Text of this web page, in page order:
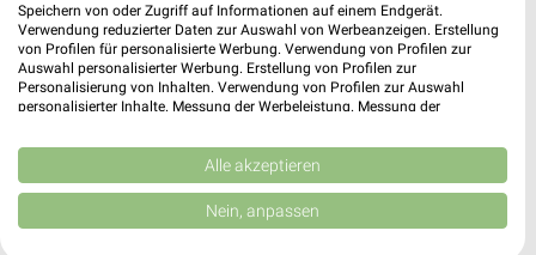
DocMorris Prospekte und Angebote
Douglas Wochenprospekt & Angebote für
Frankfurt (Main)
Speichern von oder Zugriff auf Informationen auf einem Endgerät.
Verwendung reduzierter Daten zur Auswahl von Werbeanzeigen. Erstellung
von Profilen für personalisierte Werbung. Verwendung von Profilen zur
Auswahl personalisierter Werbung. Erstellung von Profilen zur
Personalisierung von Inhalten. Verwendung von Profilen zur Auswahl
personalisierter Inhalte. Messung der Werbeleistung. Messung der
Kombinationen von Daten aus verschiedenen Quellen. Entwicklung und
Verbesserung der Angebote. Verwendung reduzierter Daten zur Auswahl
von Inhalten.
Daten können außerhalb der Europäischen Union weitergegeben und in die
Alle akzeptieren
Nein, anpassen